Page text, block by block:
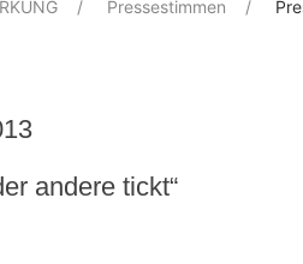
Pressestimmen
andere tickt“